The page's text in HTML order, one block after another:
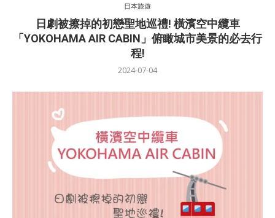
日本旅遊
日劇被擦掉的初戀聖地巡禮! 橫濱空中纜車
「YOKOHAMA AIR CABIN」俯瞰城市美景的必去行
程!
2024-07-04